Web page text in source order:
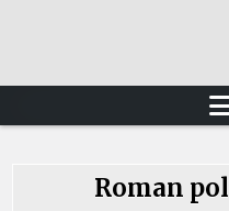
Roman